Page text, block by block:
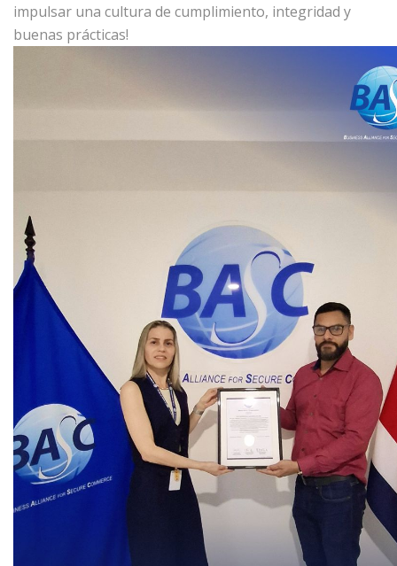
impulsar una cultura de cumplimiento, integridad y
buenas prácticas!